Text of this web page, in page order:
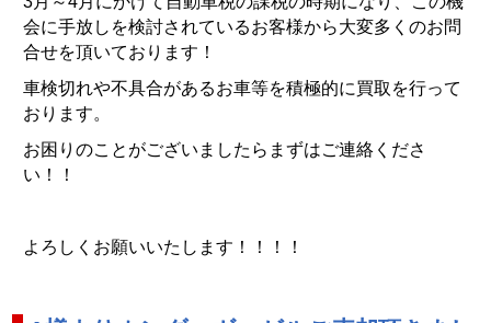
会に手放しを検討されているお客様から大変多くのお問
合せを頂いております！
車検切れや不具合があるお車等を積極的に買取を行って
おります。
お困りのことがございましたらまずはご連絡くださ
い！！
よろしくお願いいたします！！！！